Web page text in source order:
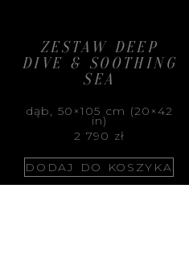
ZESTAW DEEP
DIVE & SOOTHING
SEA
dąb, 50×105 cm (20×42
in)
2 790 zł
DODAJ DO KOSZYKA